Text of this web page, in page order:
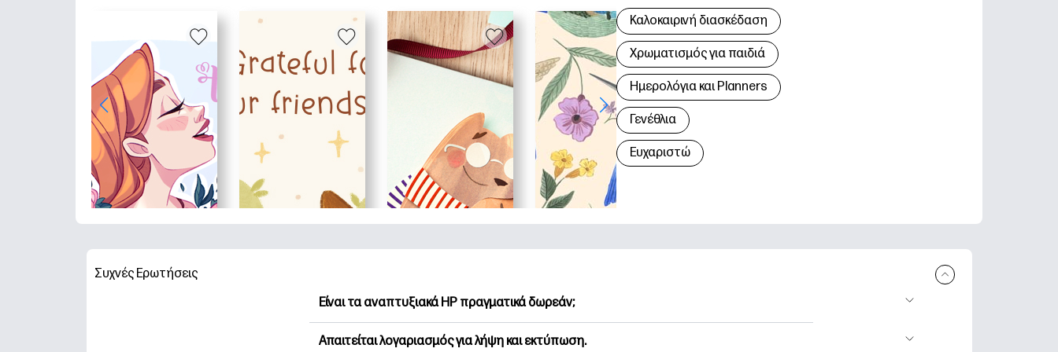
Καλοκαιρινή διασκέδαση
Χρωματισμός για παιδιά
Hμερολόγια και Planners
Γενέθλια
Ευχαριστώ
Συχνές Ερωτήσεις
Είναι τα αναπτυξιακά HP πραγματικά δωρεάν;
Η HP Printables προσφέρει 2,500+ δωρεάν εκτυπώσιμα για λήψη και εκτύπωση.
Απαιτείται λογαριασμός για λήψη και εκτύπωση.